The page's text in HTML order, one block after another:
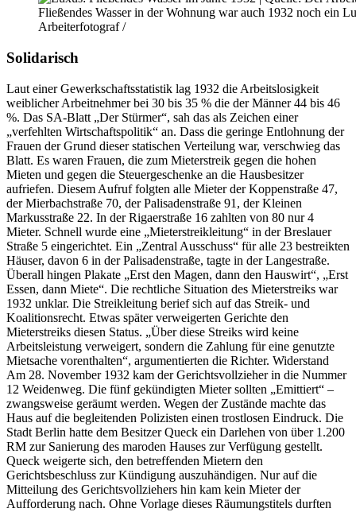
Fließendes Wasser in der Wohnung war auch 1932 noch ein
Arbeiterfotograf /
Solidarisch
Laut einer Gewerkschaftsstatistik lag 1932 die Arbeitslosigkeit
weiblicher Arbeitnehmer bei 30 bis 35 % die der Männer 44 bis 46
%. Das SA-Blatt „Der Stürmer“, sah das als Zeichen einer
„verfehlten Wirtschaftspolitik“ an. Dass die geringe Entlohnung der
Frauen der Grund dieser statischen Verteilung war, verschwieg das
Blatt. Es waren Frauen, die zum Mieterstreik gegen die hohen
Mieten und gegen die Steuergeschenke an die Hausbesitzer
aufriefen. Diesem Aufruf folgten alle Mieter der Koppenstraße 47,
der Mierbachstraße 70, der Palisadenstraße 91, der Kleinen
Markusstraße 22. In der Rigaerstraße 16 zahlten von 80 nur 4
Mieter. Schnell wurde eine „Mieterstreikleitung“ in der Breslauer
Straße 5 eingerichtet. Ein „Zentral Ausschuss“ für alle 23 bestreikten
Häuser, davon 6 in der Palisadenstraße, tagte in der Langestraße.
Überall hingen Plakate „Erst den Magen, dann den Hauswirt“, „Erst
Essen, dann Miete“. Die rechtliche Situation des Mieterstreiks war
1932 unklar. Die Streikleitung berief sich auf das Streik- und
Koalitionsrecht. Etwas später verweigerten Gerichte den
Mieterstreiks diesen Status. „Über diese Streiks wird keine
Arbeitsleistung verweigert, sondern die Zahlung für eine genutzte
Mietsache vorenthalten“, argumentierten die Richter. Widerstand
Am 28. November 1932 kam der Gerichtsvollzieher in die Nummer
12 Weidenweg. Die fünf gekündigten Mieter sollten „Emittiert“ –
zwangsweise geräumt werden. Wegen der Zustände machte das
Haus auf die begleitenden Polizisten einen trostlosen Eindruck. Die
Stadt Berlin hatte dem Besitzer Queck ein Darlehen von über 1.200
RM zur Sanierung des maroden Hauses zur Verfügung gestellt.
Queck weigerte sich, den betreffenden Mietern den
Gerichtsbeschluss zur Kündigung auszuhändigen. Nur auf die
Mitteilung des Gerichtsvollziehers hin kam kein Mieter der
Aufforderung nach. Ohne Vorlage dieses Räumungstitels durften